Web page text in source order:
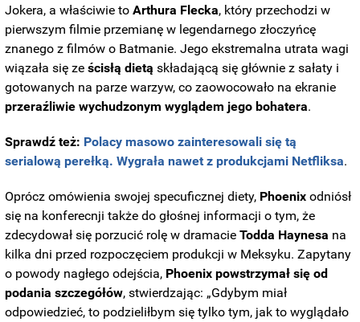
Jokera, a właściwie toArthura Flecka, który przechodzi w
pierwszym filmie przemianę w legendarnego złoczyńcę
znanego z filmów o Batmanie. Jego ekstremalna utrata wagi
wiązała się ześcisłą dietą składającą się głównie z sałaty i
gotowanych na parze warzyw, co zaowocowało na ekranie
przeraźliwie wychudzonym wyglądem jego bohatera.
Sprawdź też: Polacy masowo zainteresowali się tą
serialową perełką. Wygrała nawet z produkcjami Netfliksa.
Oprócz omówienia swojej specuficznej diety, Phoenix odniósł
się na konferecnji także do głośnej informacji o tym, że
zdecydował się porzucić rolę w dramacieTodda Haynesa na
kilka dni przed rozpoczęciem produkcji w Meksyku. Zapytany
o powody nagłego odejścia, Phoenix powstrzymał się od
podania szczegółów, stwierdzając: „Gdybym miał
odpowiedzieć, to podzieliłbym się tylko tym, jak to wyglądało